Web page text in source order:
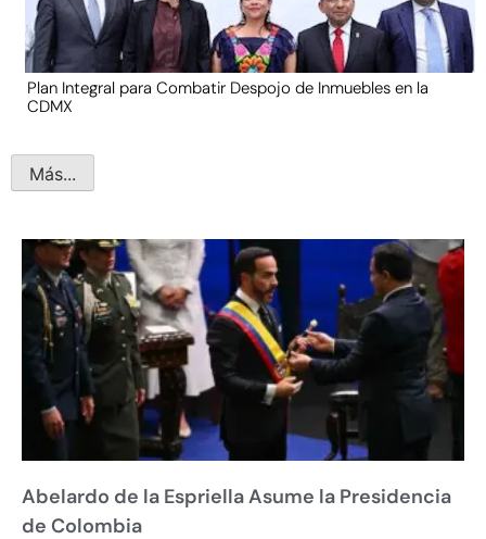
Plan Integral para Combatir Despojo de Inmuebles en la
CDMX
Más...
Abelardo de la Espriella Asume la Presidencia
de Colombia